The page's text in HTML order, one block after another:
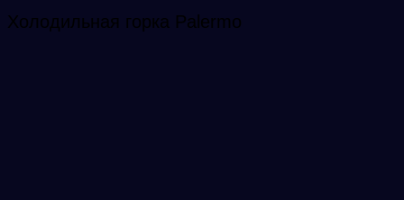
Холодильная горка Palermo